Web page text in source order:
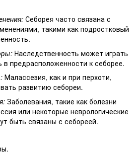
Себорея часто связана с
такими как подростковый
Наследственность может играть
в предрасположенности к себорее.
Малассезия, как и при перхоти,
развитию себореи.
Заболевания, такие как болезни
или некоторые неврологические
быть связаны с себореей.